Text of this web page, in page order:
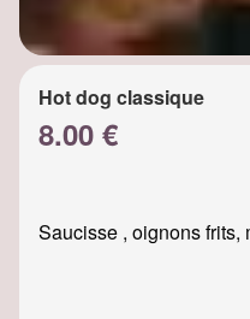
Hot dog classique
8.00 €
Saucisse , oignons